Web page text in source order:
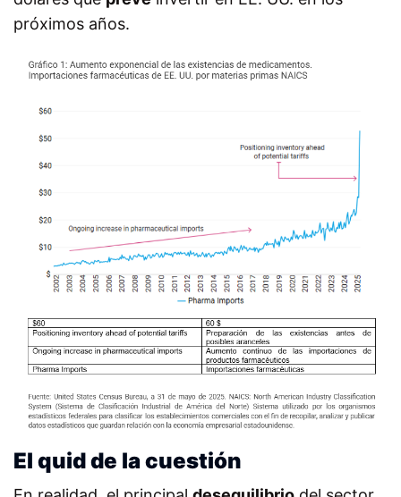
próximos años.
El quid de la cuestión